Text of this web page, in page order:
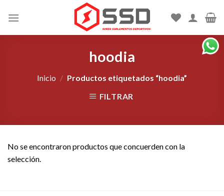
hoodia
Inicio / Productos etiquetados “hoodia”
FILTRAR
No se encontraron productos que concuerden con la
selección.